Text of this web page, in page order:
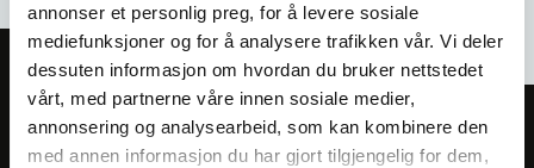
annonser et personlig preg, for å levere sosiale
mediefunksjoner og for å analysere trafikken vår. Vi deler
dessuten informasjon om hvordan du bruker nettstedet
vårt, med partnerne våre innen sosiale medier,
annonsering og analysearbeid, som kan kombinere den
med annen informasjon du har gjort tilgjengelig for dem,
Meld deg på vårt nyhetsbrev!